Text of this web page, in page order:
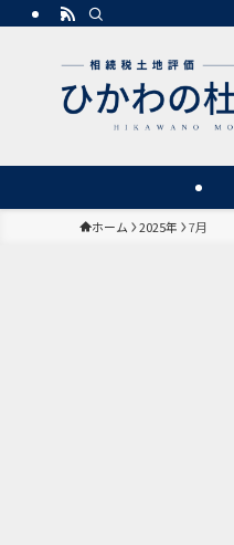
ホーム 2025年 7月